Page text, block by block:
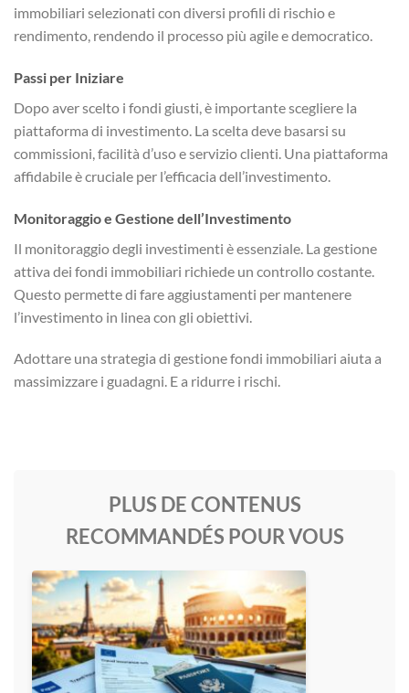
immobiliari selezionati con diversi profili di rischio e
rendimento, rendendo il processo più agile e democratico.
Passi per Iniziare
Dopo aver scelto i fondi giusti, è importante scegliere la
piattaforma di investimento. La scelta deve basarsi su
commissioni, facilità d’uso e servizio clienti. Una piattaforma
affidabile è cruciale per l’efficacia dell’investimento.
Monitoraggio e Gestione dell’Investimento
Il monitoraggio degli investimenti è essenziale. La gestione
attiva dei fondi immobiliari richiede un controllo costante.
Questo permette di fare aggiustamenti per mantenere
l’investimento in linea con gli obiettivi.
Adottare una strategia di gestione fondi immobiliari aiuta a
massimizzare i guadagni. E a ridurre i rischi.
PLUS DE CONTENUS
RECOMMANDÉS POUR VOUS